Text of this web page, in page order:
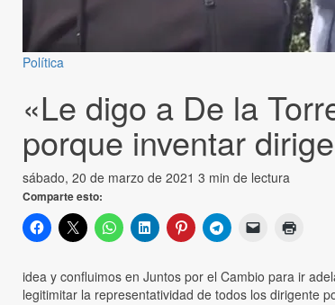
Política
«Le digo a De la
porque inventar
sábado, 20 de marzo de 2021 3 min de lectura
Comparte esto:
idea y confluimos en Juntos por el Cambio para ir
legitimitar la representatividad de todos los dirigente